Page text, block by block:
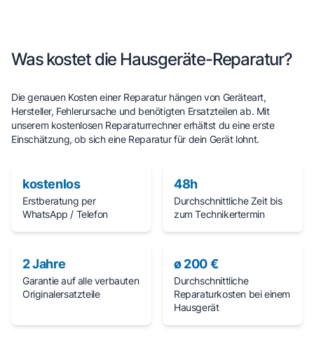
Was kostet die Hausgeräte-Reparatur?
Die genauen Kosten einer Reparatur hängen von Geräteart,
Hersteller, Fehlerursache und benötigten Ersatzteilen ab. Mit
unserem kostenlosen Reparaturrechner erhältst du eine erste
Einschätzung, ob sich eine Reparatur für dein Gerät lohnt.
kostenlos
Erstberatung per
WhatsApp / Telefon
48h
Durchschnittliche Zeit bis
zum Technikertermin
2 Jahre
Garantie auf alle verbauten
Originalersatzteile
ø 200 €
Durchschnittliche
Reparaturkosten bei einem
Hausgerät